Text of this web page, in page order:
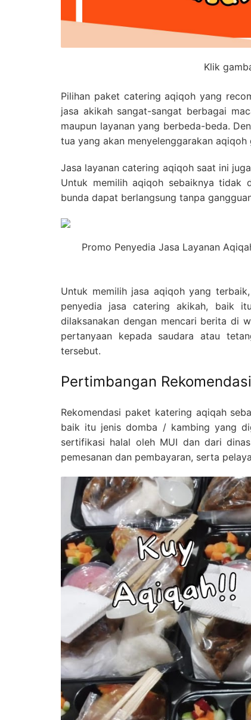
Klik
Pilihan paket catering aqiqoh yang
jasa akikah sangat-sangat berbagai
maupun layanan yang berbeda-beda.
tua yang akan menyelenggarakan
Jasa layanan catering aqiqoh saat ini
Untuk memilih aqiqoh sebaiknya tidak
bunda dapat berlangsung tanpa
Promo Penyedia Jasa Layanan
Untuk memilih jasa aqiqoh yang
penyedia jasa catering akikah, baik
dilaksanakan dengan mencari berita di
pertanyaan kepada saudara atau
tersebut.
Pertimbangan
Rekomendasi paket katering aqiqah
baik itu jenis domba / kambing yang
sertifikasi halal oleh MUI dan dari
pemesanan dan pembayaran, serta